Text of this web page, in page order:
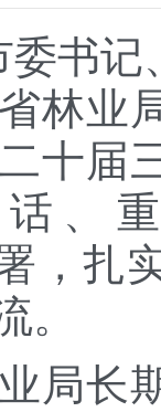
书记
林业
十届
、
，扎
。
长期